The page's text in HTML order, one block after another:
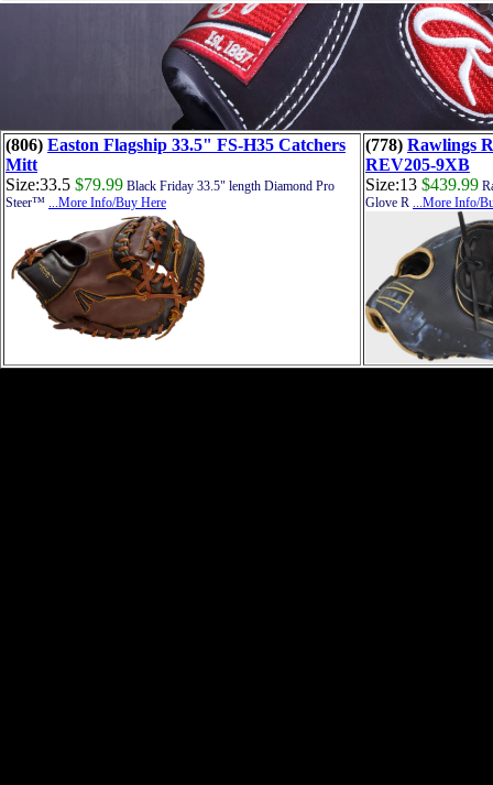
(806) Easton Flagship 33.5" FS-H35 Catchers
Mitt
Size:33.5 $79.99 Black Friday 33.5" length Diamond Pro
Steer™ ...More Info/Buy Here
(778) Rawlings
REV205-9XB
Size:13 $439.99
Glove R ...More Info/